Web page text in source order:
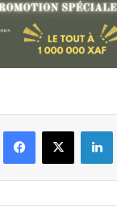
FacebookX